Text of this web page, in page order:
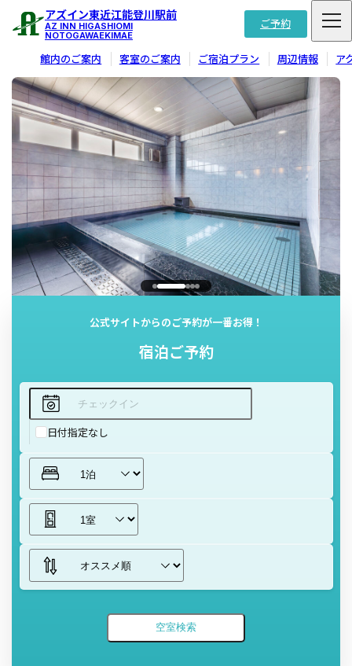
アズイン東近江能登川駅前
AZ INN HIGASHIOMI
NOTOGAWAEKIMAE
館内のご案内 客室のご案内 ご宿泊プラン 周辺情報 ア
ご予約
公式サイトからのご予約が一番お得！
宿泊ご予約
日付指定なし